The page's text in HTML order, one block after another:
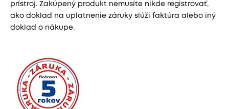
prístroj. Zakúpený produkt nemusíte nikde registrovať,
ako doklad na uplatnenie záruky slúži faktúra alebo iný
doklad o nákupe.